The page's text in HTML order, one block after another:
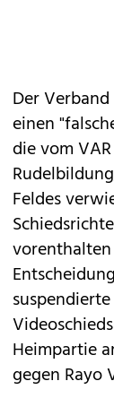
Der
einen
die vom
Feldes
Heimpartie
gegen Rayo